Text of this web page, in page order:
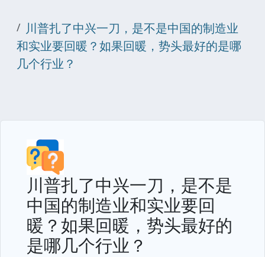
川普扎了中兴一刀，是不是中国的制造业
和实业要回暖？如果回暖，势头最好的是哪
几个行业？
川普扎了中兴一刀，是不是
中国的制造业和实业要回
暖？如果回暖，势头最好的
是哪几个行业？